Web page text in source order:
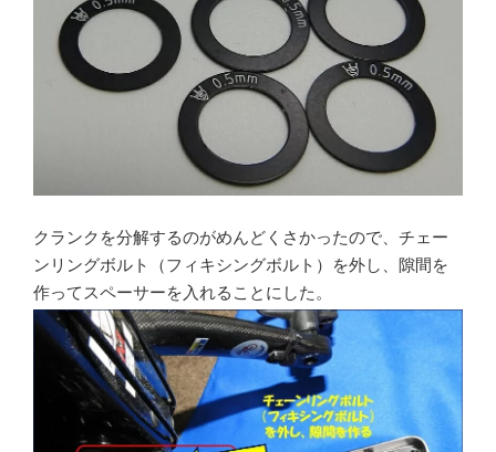
クランクを分解するのがめんどくさかったので、チェー
ンリングボルト（フィキシングボルト）を外し、隙間を
作ってスペーサーを入れることにした。